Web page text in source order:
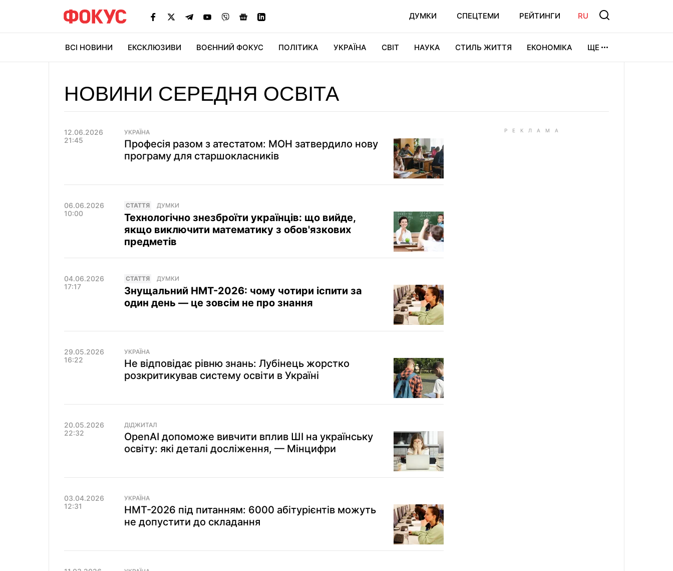
ДУМКИ СПЕЦТЕМИ РЕЙТИНГИ RU
ВСІ НОВИНИ ЕКСКЛЮЗИВИ ВОЄННИЙ ФОКУС ПОЛІТИКА УКРАЇНА СВІТ НАУКА СТИЛЬ ЖИТТЯ ЕКОНОМІКА ЩЕ
НОВИНИ СЕРЕДНЯ ОСВІТА
12.06.2026
21:45
УКРАЇНА
Професія разом з атестатом: МОН затвердило нову
програму для старшокласників
06.06.2026
10:00
СТАТТЯ ДУМКИ
Технологічно знезброїти українців: що вийде,
якщо виключити математику з обов'язкових
предметів
04.06.2026
17:17
СТАТТЯ ДУМКИ
Знущальний НМТ-2026: чому чотири іспити за
один день — це зовсім не про знання
29.05.2026
16:22
УКРАЇНА
Не відповідає рівню знань: Лубінець жорстко
розкритикував систему освіти в Україні
20.05.2026
22:32
ДІДЖИТАЛ
OpenAI допоможе вивчити вплив ШІ на українську
освіту: які деталі досліження, — Мінцифри
03.04.2026
12:31
УКРАЇНА
НМТ-2026 під питанням: 6000 абітурієнтів можуть
не допустити до складання